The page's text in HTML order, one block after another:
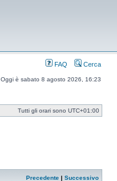
FAQ Cerca
Oggi è sabato 8 agosto 2026, 16:23
Tutti gli orari sono UTC+01:00
Precedente | Successivo